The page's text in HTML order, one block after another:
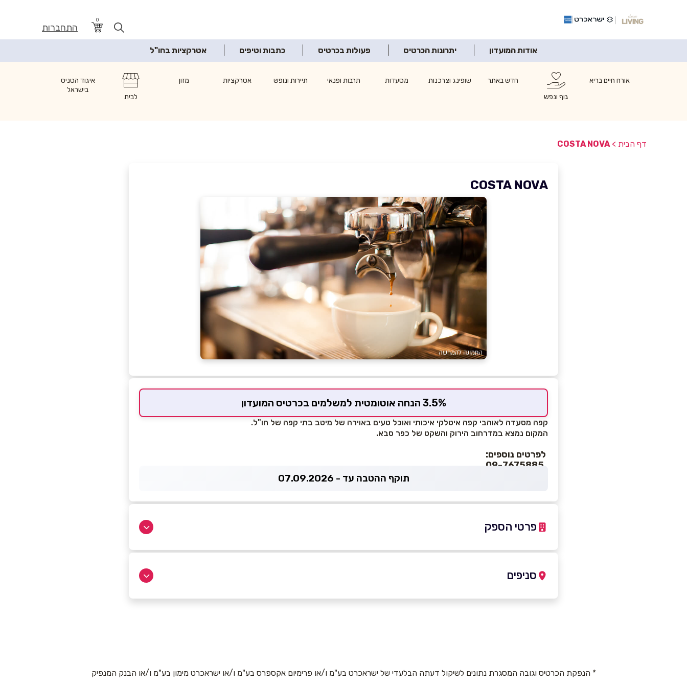
0
התחברות
אודות המועדון יתרונות הכרטיס פעולות בכרטיס כתבות וטיפים אטרקציות בחו"ל
אורח חיים בריא
גוף ונפש
חדש באתר שופינג וצרכנות מסעדות תרבות ופנאי תיירות ונופש אטרקציות
מזון
לבית
איגוד הטניס
בישראל
דף הבית >
COSTA NOVA
COSTA NOVA
3.5% הנחה אוטומטית למשלמים בכרטיס המועדון
קפה מסעדה לאוהבי קפה איטלקי איכותי ואוכל טעים באוירה של מיטב בתי קפה של חו"ל.
המקום נמצא במדרחוב הירוק והשקט של כפר סבא.
לפרטים נוספים:
תוקף ההטבה עד - 07.09.2026
פרטי הספק
נושא*
סניפים
* הנפקת הכרטיס וגובה המסגרת נתונים לשיקול דעתה הבלעדי של ישראכרט בע"מ ו/או פרימיום אקספרס בע"מ ו/או ישראכרט מימון בע"מ ו/או הבנק המנפיק